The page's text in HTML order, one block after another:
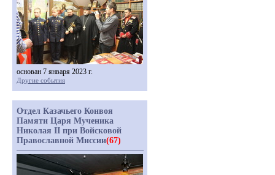
основан 7 января 2023 г.
Другие события
Отдел Казачьего Конвоя
Памяти Царя Мученика
Николая II при Войсковой
Православной Миссии(67)